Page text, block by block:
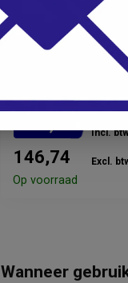
BAUERFEIND
Bauerfeind
Incl.
146,74 Excl.
Op voorraad
Wanneer